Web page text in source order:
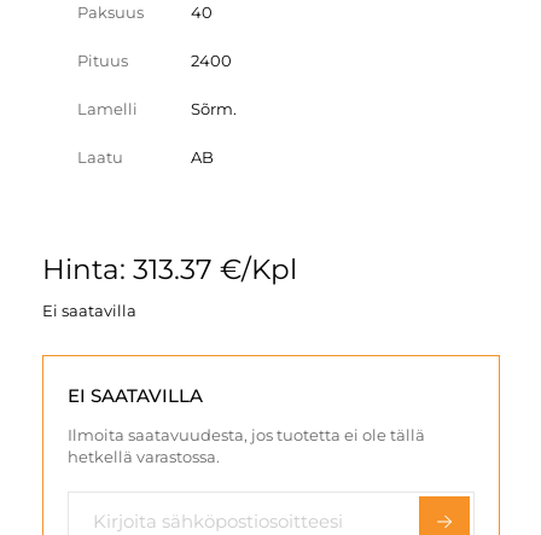
Paksuus 40
Pituus 2400
Lamelli Sõrm.
Laatu AB
Hinta: 313.37 €/Kpl
Ei saatavilla
EI SAATAVILLA
Ilmoita saatavuudesta, jos tuotetta ei ole tällä
hetkellä varastossa.